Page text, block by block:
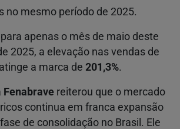
no mesmo período de 2025.
apenas o mês de maio deste
2025, a elevação nas vendas de
a marca de 201,3%.
Fenabrave reiterou que o mercado
continua em franca expansão
de consolidação no Brasil. Ele